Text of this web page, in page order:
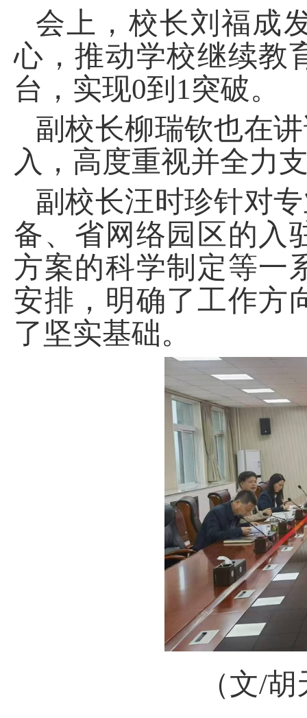
会上，校长刘福成
心，推动学校继续教
台，实现0到1突破。
副校长柳瑞钦也在
入，高度重视并全力
副校长汪时珍针对
备、省网络园区的入
方案的科学制定等一
安排，明确了工作方
了坚实基础。
（文/胡